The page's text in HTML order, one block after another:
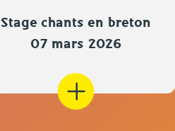
Stage chants en breton
07 mars 2026